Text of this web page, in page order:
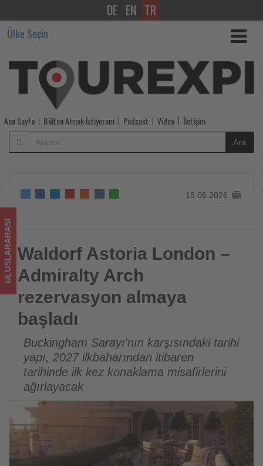
Waldorf
Astoria
London
Admiralty
Arch
rezervasyon
almaya
başladı
-
Tourexpi,
sizler
için
turizmde
olup
bitenleri
takip
ediyor!
DE EN TR
Ülke Seçin
Ana Sayfa Bülten Almak İstiyorum Podcast Video İletişim
Ara
18.06.2026
Waldorf Astoria London – Admiralty Arch rezervasyon
almaya başladı
ULUSLARARASI Waldorf Astoria London –
Admiralty Arch
rezervasyon almaya
başladı
Buckingham Sarayı'nın karşısındaki tarihi
yapı, 2027 ilkbaharından itibaren
tarihinde ilk kez konaklama misafirlerini
ağırlayacak